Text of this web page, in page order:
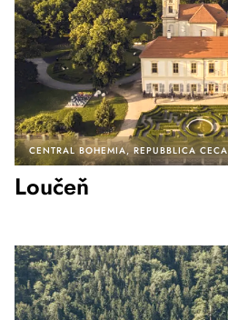
CENTRAL BOHEMIA REPUBBLICA CECA
Loučeň